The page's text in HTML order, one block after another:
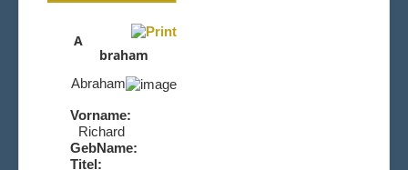
A
braham
Abraham
Vorname:
Richard
GebName:
Titel: